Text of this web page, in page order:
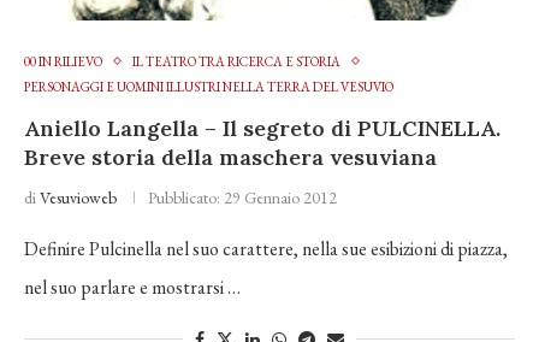
00 IN RILIEVO
IL TEATRO TRA RICERCA E STORIA
PERSONAGGI E UOMINI ILLUSTRI NELLA TERRA DEL VESUVIO
Aniello Langella – Il segreto di PULCINELLA.
Breve storia della maschera vesuviana
diVesuvioweb Pubblicato: 29 Gennaio 2012
Definire Pulcinella nel suo carattere, nella sue esibizioni di piazza,
nel suo parlare e mostrarsi …